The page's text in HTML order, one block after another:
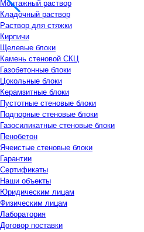
Монтажный раствор
Кладочный раствор
Раствор для стяжки
Кирпичи
Щелевые блоки
Камень стеновой СКЦ
Газобетонные блоки
Цокольные блоки
Керамзитные блоки
Пустотные стеновые блоки
Подпорные стеновые блоки
Газосиликатные стеновые блоки
Пенобетон
Ячеистые стеновые блоки
Гарантии
Сертификаты
Наши объекты
Юридическим лицам
Физическим лицам
Лаборатория
Договор поставки